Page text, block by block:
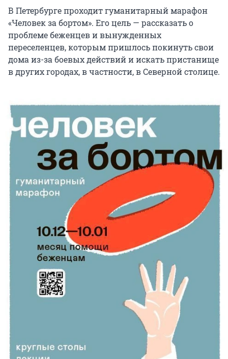
В Петербурге проходит гуманитарный марафон
«Человек за бортом». Его цель — рассказать о
проблеме беженцев и вынужденных
переселенцев, которым пришлось покинуть свои
дома из-за боевых действий и искать пристанище
в других городах, в частности, в Северной столице.